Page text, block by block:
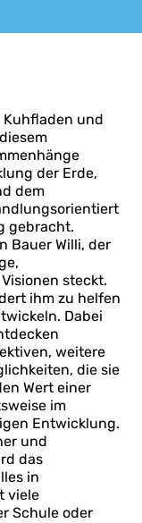
Kuhfladen und
der Erde,
dem
gebracht.
Bauer Willi, der
steckt.
ihm zu helfen
Dabei
weitere
die sie
Wert einer
im
Entwicklung.
und
das
in
viele
Schule oder